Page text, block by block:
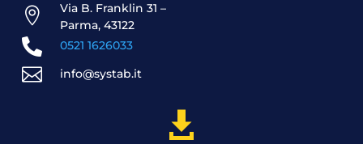

Via B. Franklin 31 –
Parma, 43122
 0521 1626033
 info@systab.it
